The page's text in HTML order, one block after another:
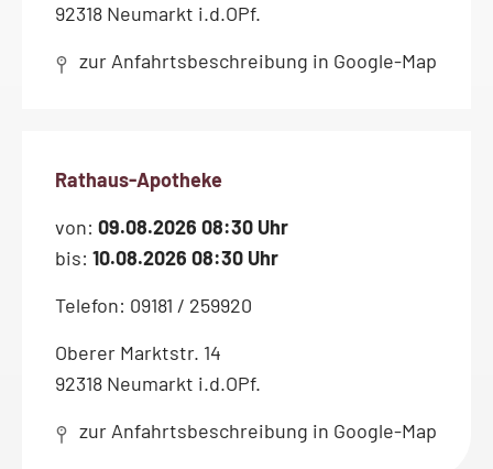
92318 Neumarkt i.d.OPf.
zur Anfahrtsbeschreibung in Google-Map
Rathaus-Apotheke
von: 09.08.2026 08:30 Uhr
bis: 10.08.2026 08:30 Uhr
Telefon: 09181 / 259920
Oberer Marktstr. 14
92318 Neumarkt i.d.OPf.
zur Anfahrtsbeschreibung in Google-Map